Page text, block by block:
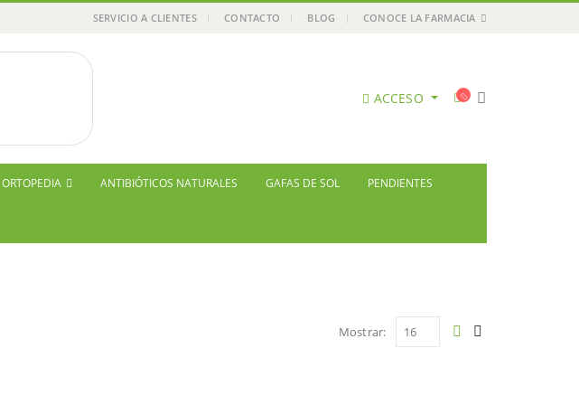
SERVICIO A CLIENTES CONTACTO BLOG CONOCE LA FARMACIA
ACCESO
ORTOPEDIA ANTIBIÓTICOS NATURALES GAFAS DE SOL PENDIENTES
Mostrar: